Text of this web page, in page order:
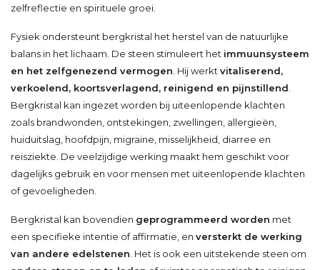
zelfreflectie en spirituele groei.
Fysiek ondersteunt bergkristal het herstel van de natuurlijke
balans in het lichaam. De steen stimuleert het immuunsysteem
en het zelfgenezend vermogen . Hij werkt vitaliserend,
verkoelend, koortsverlagend, reinigend en pijnstillend
Bergkristal kan ingezet worden bij uiteenlopende klachten
zoals brandwonden, ontstekingen, zwellingen, allergieën,
huiduitslag, hoofdpijn, migraine, misselijkheid, diarree en
reisziekte. De veelzijdige werking maakt hem geschikt voor
dagelijks gebruik en voor mensen met uiteenlopende klachten
of gevoeligheden.
Bergkristal kan bovendien geprogrammeerd worden met
een specifieke intentie of affirmatie, en versterkt de werking
van andere edelstenen . Het is ook een uitstekende steen om